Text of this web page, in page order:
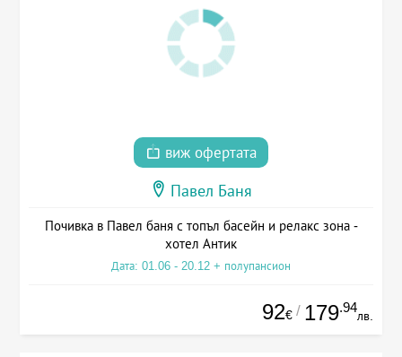
виж офертата
Павел Баня
Почивка в Павел баня с топъл басейн и релакс зона -
хотел Антик
Дата: 01.06 - 20.12 + полупансион
92€ / 179.94
лв.